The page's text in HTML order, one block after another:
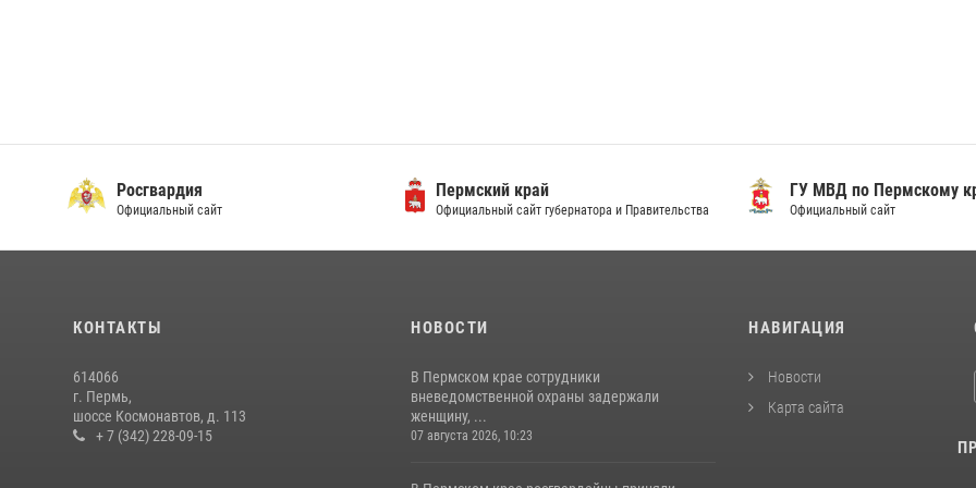
Росгвардия
Официальный сайт
Пермский край
Официальный сайт губернатора и Правительства
ГУ МВД по Пермскому
Официальный сайт
КОНТАКТЫ
614066
г. Пермь,
шоссе Космонавтов, д. 113
+ 7 (342) 228-09-15
НОВОСТИ
В Пермском крае сотрудники
вневедомственной охраны задержали
женщину, ...
07 августа 2026, 10:23
НАВИГАЦИЯ
Новости
Карта сайта